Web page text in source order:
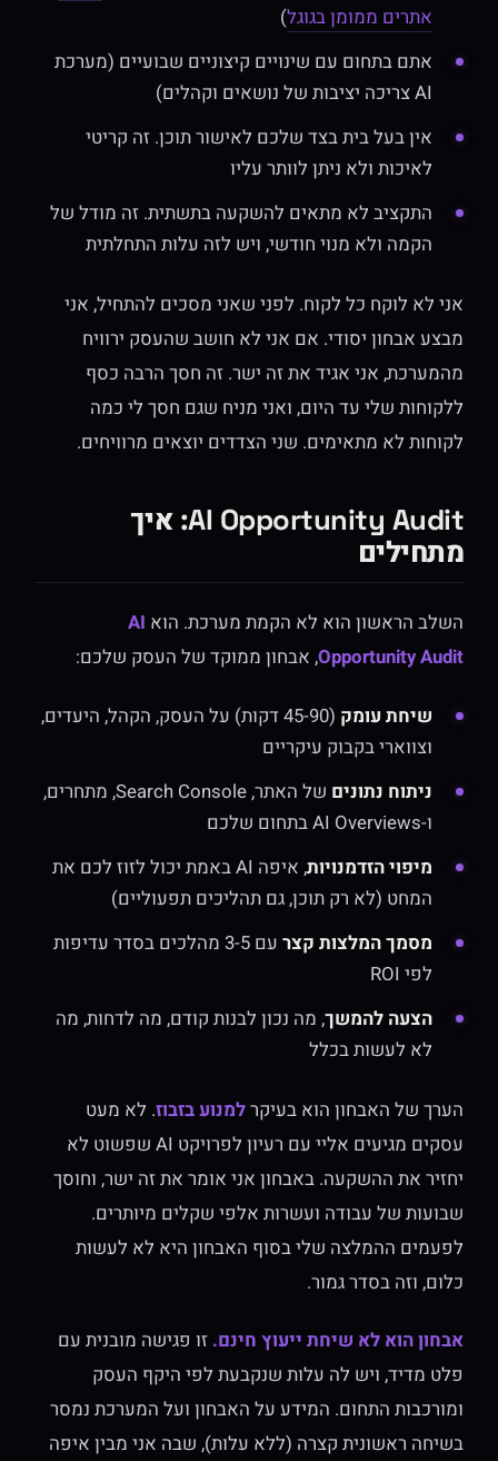
אתרים ממומן בגוגל)
אתם בתחום עם שינויים קיצוניים שבועיים (מערכת
AI צריכה יציבות של נושאים וקהלים)
אין בעל בית בצד שלכם לאישור תוכן. זה קריטי
לאיכות ולא ניתן לוותר עליו
התקציב לא מתאים להשקעה בתשתית. זה מודל של
הקמה ולא מנוי חודשי, ויש לזה עלות התחלתית
אני לא לוקח כל לקוח. לפני שאני מסכים להתחיל, אני
מבצע אבחון יסודי. אם אני לא חושב שהעסק ירוויח
מהמערכת, אני אגיד את זה ישר. זה חסך הרבה כסף
ללקוחות שלי עד היום, ואני מניח שגם חסך לי כמה
לקוחות לא מתאימים. שני הצדדים יוצאים מרוויחים.
AI Opportunity Audit: איך
מתחילים
השלב הראשון הוא לא הקמת מערכת. הוא AI
Opportunity Audit, אבחון ממוקד של העסק שלכם:
שיחת עומק
(45-90 דקות) על העסק, הקהל, היעדים,
וצווארי בקבוק עיקריים
ניתוח נתונים
של האתר, Search Console, מתחרים,
ו-AI Overviews בתחום שלכם
מיפוי הזדמנויות
, איפה AI באמת יכול לזוז לכם את
המחט (לא רק תוכן, גם תהליכים תפעוליים)
מסמך המלצות קצר
עם 3-5 מהלכים בסדר עדיפות
לפי ROI
הצעה להמשך, מה נכון לבנות קודם, מה לדחות, מה
לא לעשות בכלל
הערך של האבחון הוא בעיקרלמנוע בזבוז. לא מעט
עסקים מגיעים אליי עם רעיון לפרויקט AI שפשוט לא
יחזיר את ההשקעה. באבחון אני אומר את זה ישר, וחוסך
שבועות של עבודה ועשרות אלפי שקלים מיותרים.
לפעמים ההמלצה שלי בסוף האבחון היא לא לעשות
כלום, וזה בסדר גמור.
אבחון הוא לא שיחת ייעוץ חינם.זו פגישה מובנית עם
פלט מדיד, ויש לה עלות שנקבעת לפי היקף העסק
ומורכבות התחום. המידע על האבחון ועל המערכת נמסר
בשיחה ראשונית קצרה (ללא עלות), שבה אני מבין איפה